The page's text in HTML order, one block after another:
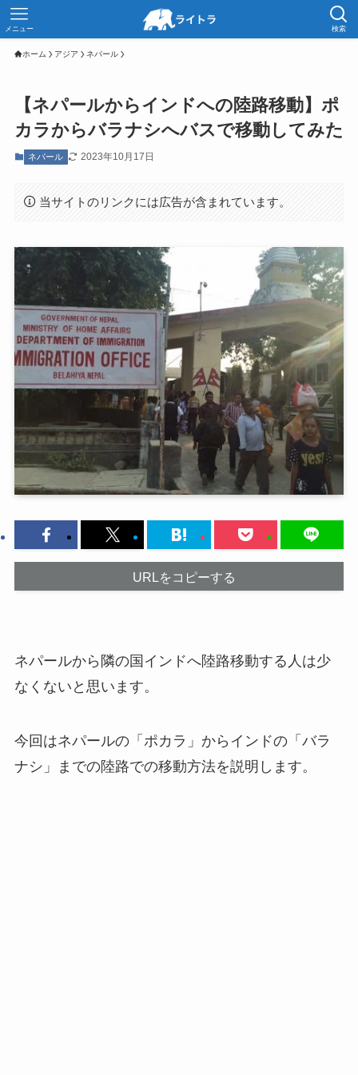
検索
メニュー
ホーム アジア ネパール
【ネパールからインドへの陸路移動】ポ
カラからバラナシへバスで移動してみた
ネパール 2023年10月17日
当サイトのリンクには広告が含まれています。
URLをコピーする
ネパールから隣の国インドへ陸路移動する人は少
なくないと思います。
今回はネパールの「ポカラ」からインドの「バラ
ナシ」までの陸路での移動方法を説明します。